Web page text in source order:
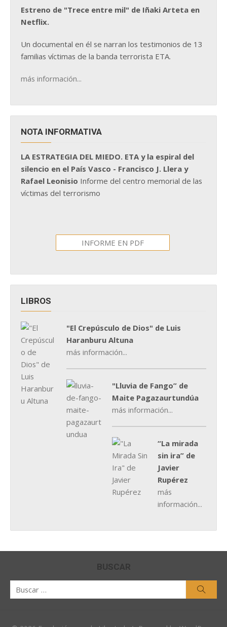
Estreno de "Trece entre mil" de Iñaki Arteta en
Netflix.
Un documental en él se narran los testimonios de 13
familias víctimas de la banda terrorista ETA.
más información...
NOTA INFORMATIVA
LA ESTRATEGIA DEL MIEDO. ETA y la espiral del
silencio en el País Vasco - Francisco J. Llera y
Rafael Leonisio Informe del centro memorial de las
víctimas del terrorismo
INFORME EN PDF
LIBROS
"El Crepúsculo de Dios" de Luis
Haranburu Altuna
más información...
"Lluvia de Fango” de
Maite Pagazaurtundúa
más información...
“La mirada
sin ira” de
Javier
Rupérez
más
información...
BUSCAR